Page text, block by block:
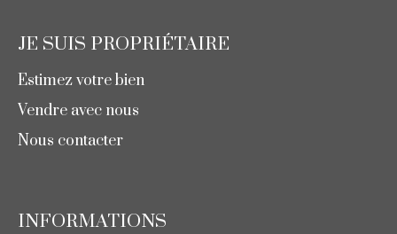
JE SUIS PROPRIÉTAIRE
Estimez votre bien
Vendre avec nous
Nous contacter
INFORMATIONS